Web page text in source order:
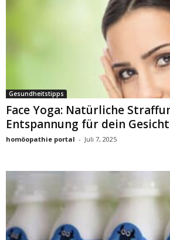
Gesundheitstipps
Face Yoga: Natürliche
Entspannung für dein Gesicht
homöopathie portal - Juli 7, 2025